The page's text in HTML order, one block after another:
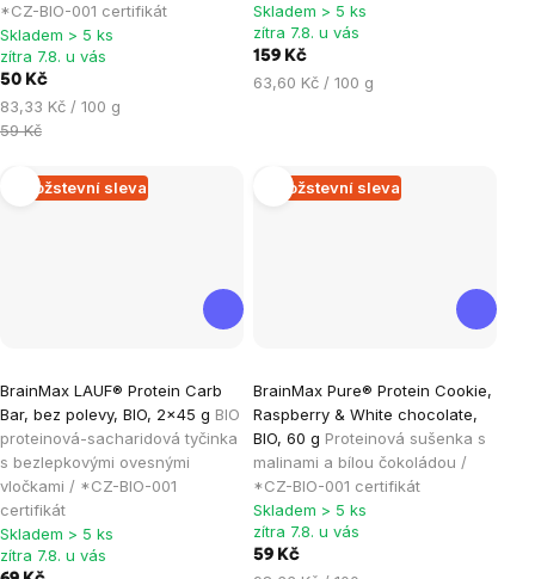
*CZ-BIO-001 certifikát
4,9
z
5
hvězdiček.
Skladem > 5 ks
zítra 7.8. u vás
50 Kč
Měrná
cena:
83,33 Kč / 100 g
59 Kč
5,0
z
Skladem > 5 ks
zítra 7.8. u vás
159 Kč
Měrná
63,60 Kč / 100 g
Množstevní sleva
BrainMax LAUF® Protein Carb
Bar, bez polevy, BIO, 2x45 g BIO
proteinová-sacharidová tyčinka
s bezlepkovými ovesnými
vločkami / *CZ-BIO-001
certifikát
hodnocení
produktu
je
5,0
z
5
Skladem > 5 ks
zítra 7.8. u vás
Množstevní sleva
BrainMax Pure® Protein Cookie,
Raspberry & White chocolate,
BIO, 60 g Proteinová sušenka s
malinami a bílou čokoládou /
*CZ-BIO-001 certifikát
hodnocení
produktu
je
5,0
z
5
Skladem > 5 ks
zítra 7.8. u vás
59 Kč